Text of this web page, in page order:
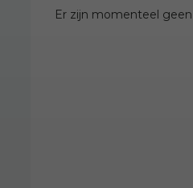
Er zijn momenteel